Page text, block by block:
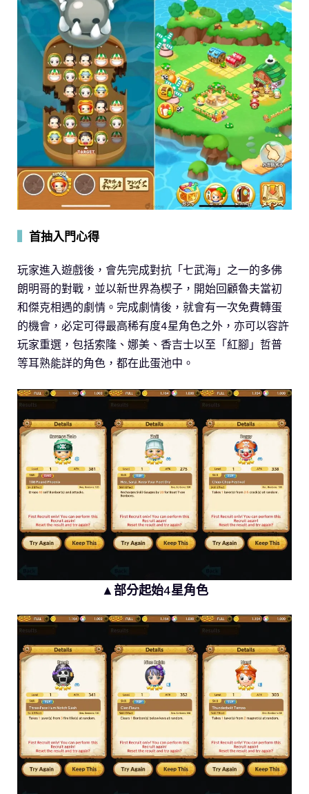
首抽入門心得
玩家進入遊戲後，會先完成對抗「七武海」之一的多佛
朗明哥的對戰，並以新世界為楔子，開始回顧魯夫當初
和傑克相遇的劇情。完成劇情後，就會有一次免費轉蛋
的機會，必定可得最高稀有度4星角色之外，亦可以容許
玩家重選，包括索隆、娜美、香吉士以至「紅腳」哲普
等耳熟能詳的角色，都在此蛋池中。
▲部分起始4星角色